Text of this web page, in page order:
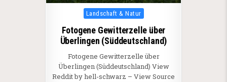
Posted in
Landschaft & Natur
Fotogene Gewitterzelle über
Überlingen (Süddeutschland)
Fotogene Gewitterzelle über
Überlingen (Süddeutschland) View
Reddit by hell-schwarz – View Source